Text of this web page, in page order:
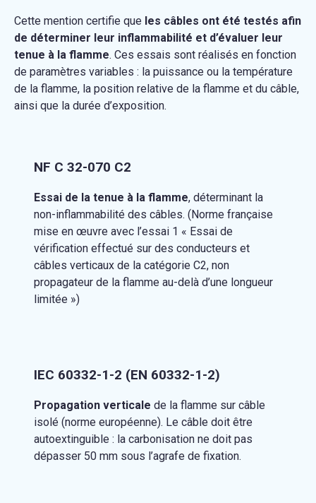
Cette mention certifie que les câbles ont été testés afin
de déterminer leur inflammabilité et d’évaluer leur
tenue à la flamme. Ces essais sont réalisés en fonction
de paramètres variables : la puissance ou la température
de la flamme, la position relative de la flamme et du câble,
ainsi que la durée d’exposition.
NF C 32-070 C2
Essai de la tenue à la flamme, déterminant la
non-inflammabilité des câbles. (Norme française
mise en œuvre avec l’essai 1 « Essai de
vérification effectué sur des conducteurs et
câbles verticaux de la catégorie C2, non
propagateur de la flamme au-delà d’une longueur
limitée »)
IEC 60332-1-2 (EN 60332-1-2)
Propagation verticale de la flamme sur câble
isolé (norme européenne). Le câble doit être
autoextinguible : la carbonisation ne doit pas
dépasser 50 mm sous l’agrafe de fixation.